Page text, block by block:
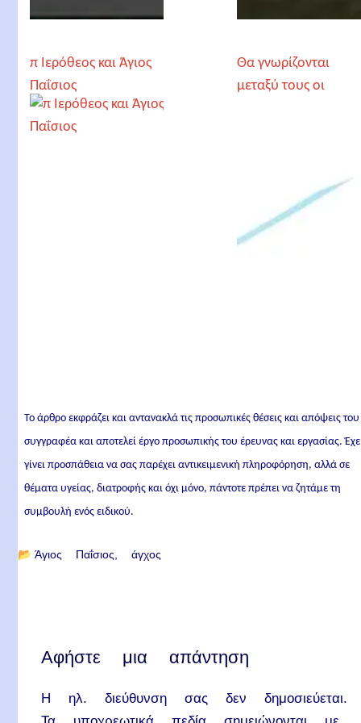
π Ιερόθεος και Άγιος
Παΐσιος
Θα γνωρίζονται
μεταξύ τους οι
Το άρθρο εκφράζει και αντανακλά τις προσωπικές θέσεις και απόψεις του
συγγραφέα και αποτελεί έργο προσωπικής του έρευνας και εργασίας.
γίνει προσπάθεια να σας παρέχει αντικειμενική πληροφόρηση, αλλά σε
θέματα υγείας, διατροφής και όχι μόνο, πάντοτε πρέπει να ζητάμε τη
συμβουλή ενός ειδικού.
📂 Άγιος Παΐσιος άγχος
Αφήστε μια απάντηση
Η ηλ. διεύθυνση σας δεν δημοσιεύεται.